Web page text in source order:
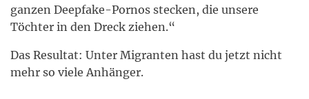
ganzen Deepfake-Pornos stecken, die unsere
Töchter in den Dreck ziehen.“
Das Resultat: Unter Migranten hast du jetzt nicht
mehr so viele Anhänger.